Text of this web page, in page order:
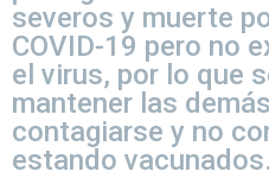
severos y muerte
COVID-19 pero no
el virus, por lo que
mantener las
contagiarse y no
estando vacunados.